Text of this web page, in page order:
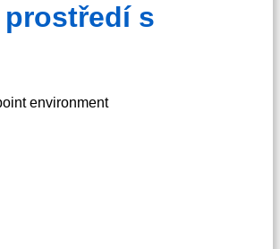
s
environment